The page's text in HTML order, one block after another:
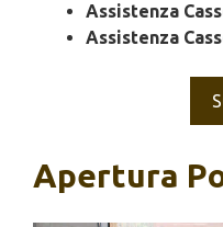
Assistenza
Assistenza
Apertura